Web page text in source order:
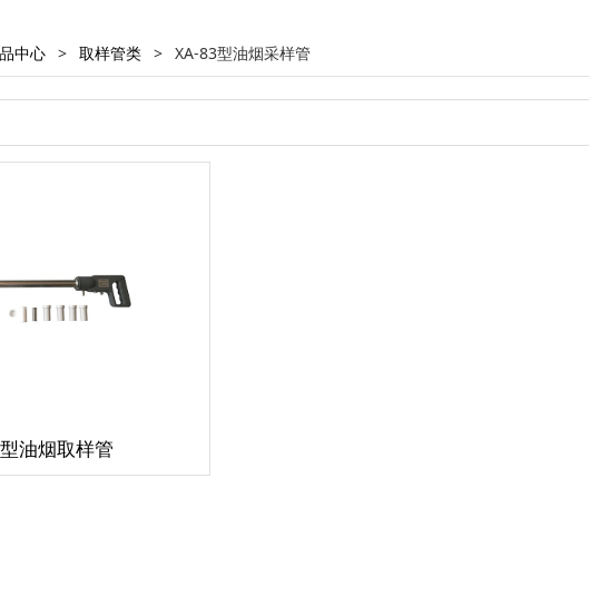
中心 > 取样管类 > XA-83型油烟采样管
油烟取样管